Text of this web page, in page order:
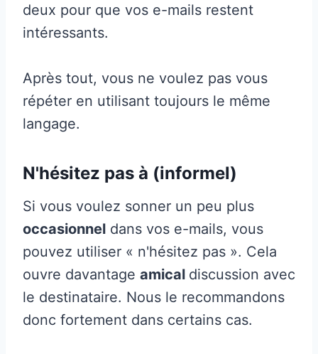
deux pour que vos e-mails restent
intéressants.
Après tout, vous ne voulez pas vous
répéter en utilisant toujours le même
langage.
N'hésitez pas à (informel)
Si vous voulez sonner un peu plus
occasionnel dans vos e-mails, vous
pouvez utiliser « n'hésitez pas ». Cela
ouvre davantage amical discussion avec
le destinataire. Nous le recommandons
donc fortement dans certains cas.